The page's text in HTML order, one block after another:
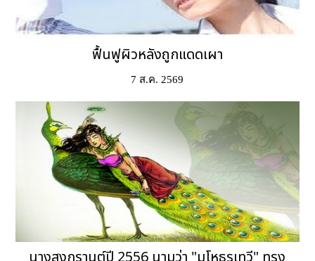
ฟื้นฟูผิวหลังถูกแดดเผา
7 ส.ค. 2569